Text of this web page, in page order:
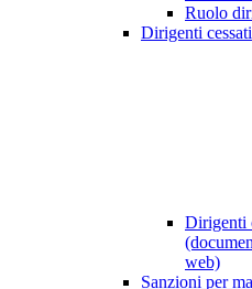
Ruolo
Dirigenti cessati
Dirigenti
web)
Sanzioni per